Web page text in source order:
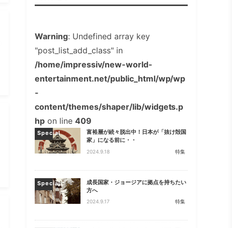
Warning: Undefined array key
"post_list_add_class" in
/home/impressiv/new-world-
entertainment.net/public_html/wp/wp
-
content/themes/shaper/lib/widgets.p
hpon line 409
Special
富裕層が続々脱出中！日本が「抜け殻国
家」になる前に・・
2024.9.18 特集
Special
成長国家・ジョージアに拠点を持ちたい
方へ
2024.9.17 特集